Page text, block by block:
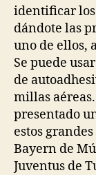
identificar los
dándote las
uno de ellos,
Se puede
de
millas
presentado
estos
Bayern de
Juventus de